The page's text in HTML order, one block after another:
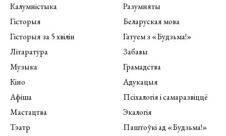
Калумністыка
Гісторыя
Гісторыя за 5 хвілін
Літаратура
Музыка
Кіно
Афіша
Мастацтва
Тэатр
Разумняты
Беларуская мова
Гатуем з «Будзьма!»
Забавы
Грамадства
Адукацыя
Псіхалогія і самаразвіццё
Экалогія
Паштоўкі ад «Будзьма!»